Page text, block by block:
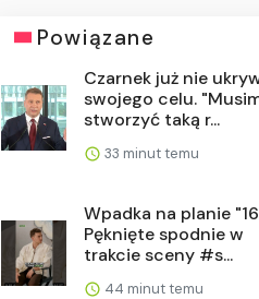
Powiązane
Czarnek już nie
swojego celu.
stworzyć taką r...
33 minut temu
Wpadka na planie
Pęknięte spodnie w
trakcie sceny #s...
44 minut temu